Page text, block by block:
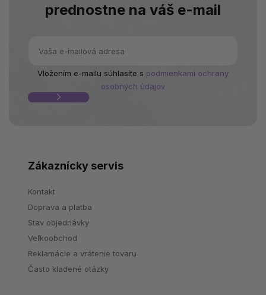
prednostne na váš e-mail
Vložením e-mailu súhlasíte s podmienkami ochrany
osobných údajov
Zákaznícky servis
Kontakt
Doprava a platba
Stav objednávky
Veľkoobchod
Reklamácie a vrátenie tovaru
Často kladené otázky